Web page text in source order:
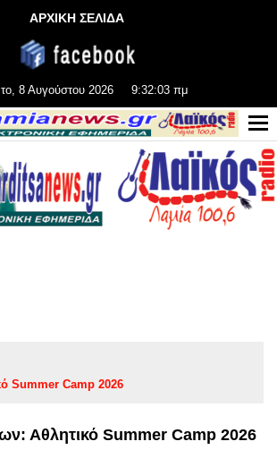
ΑΡΧΙΚΗ ΣΕΛΙΔΑ
8 Αυγούστου 2026 9:32:04 πμ
Summer Camp 2026
Αθλητικό Summer Camp 2026